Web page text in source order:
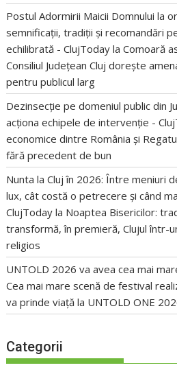
Postul Adormirii Maicii Domnului la
semnificații, tradiții și recomandări
echilibrată - ClujToday laComoară
Consiliul Județean Cluj dorește
pentru publicul larg
Dezinsecție pe domeniul public din
acționa echipele de intervenție -
economice dintre România și
fără precedent de bun
Nunta la Cluj în 2026: Între meniuri
lux, cât costă o petrecere și când
ClujToday la Noaptea Bisericilor:
transformă, în premieră, Clujul într-
religios
UNTOLD 2026 va avea cea mai
Cea mai mare scenă de festival
va prinde viață la UNTOLD ONE
Categorii